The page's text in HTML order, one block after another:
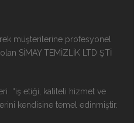
müşterilerine profesyonel
SİMAY TEMİZLİK LTD ŞTİ
“iş etiği, kaliteli hizmet ve
kendisine temel edinmiştir.